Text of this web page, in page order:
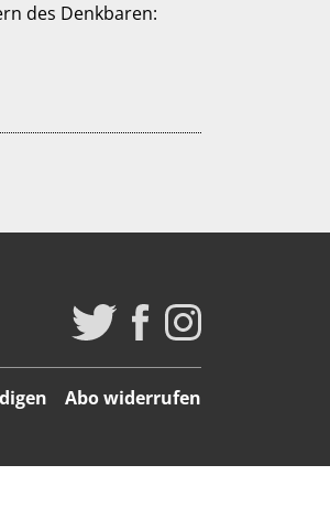
des Denkbaren:
Abo widerrufen